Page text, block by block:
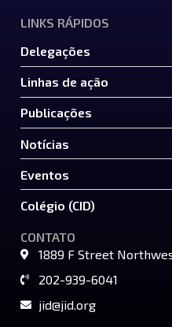
LINKS RÁPIDOS
Delegações
Linhas de ação
Publicações
Notícias
Eventos
Colégio (CID)
CONTATO
1889 F Street
202-939-6041
jid@jid.org